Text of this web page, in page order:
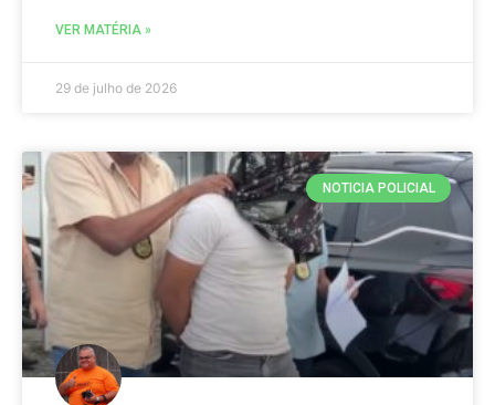
VER MATÉRIA »
29 de julho de 2026
NOTICIA POLICIAL